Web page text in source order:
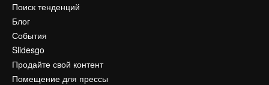
Поиск тенденций
Блог
События
Slidesgo
Продайте свой контент
Помещение для прессы